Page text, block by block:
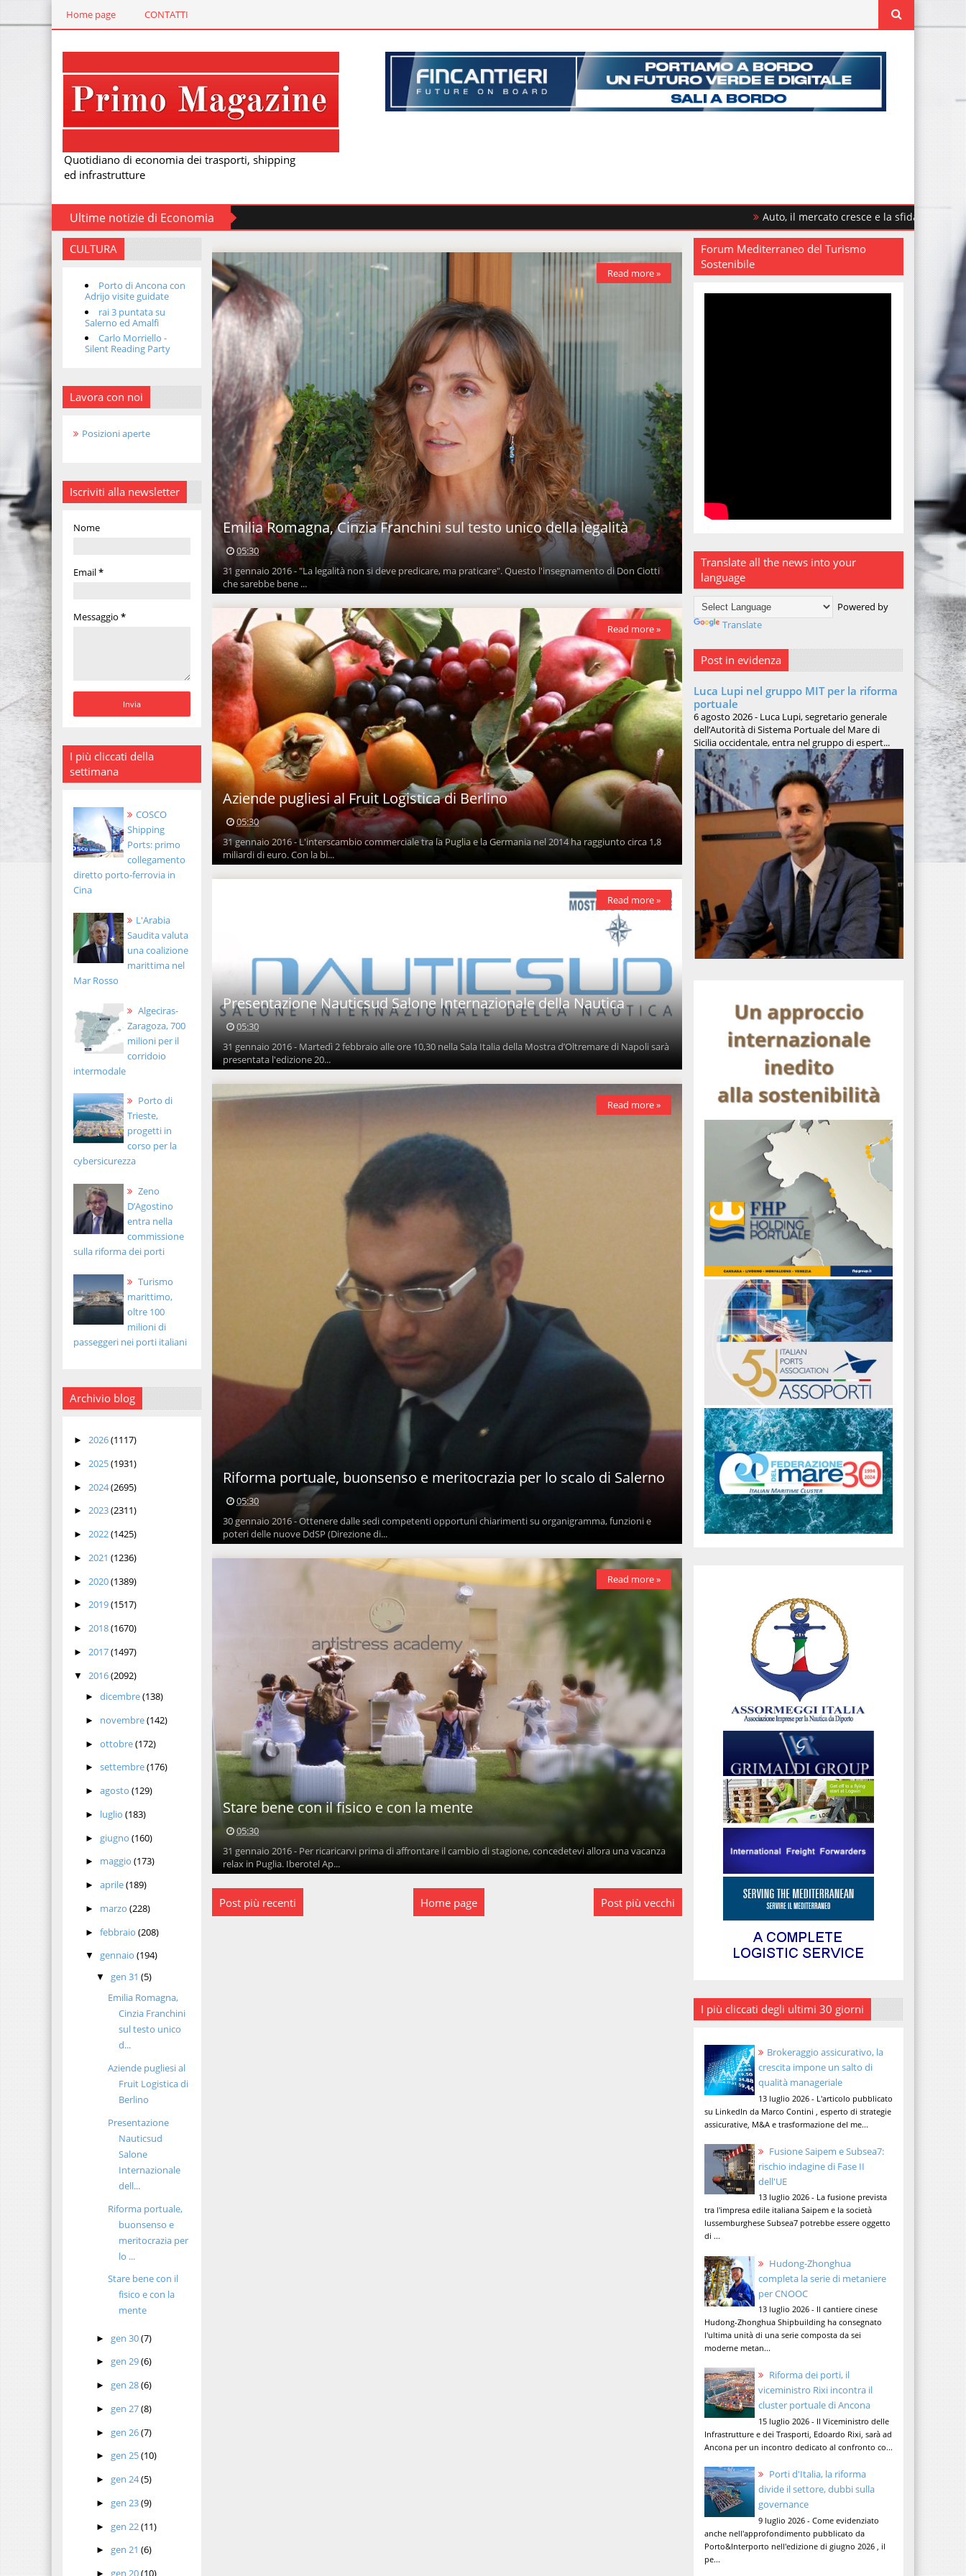
Home page CONTATTI
Quotidiano di economia dei trasporti, shipping
ed infrastrutture
Ultime notizie di Economia Auto, il mercato cresce e la sfida è rinnovare il parco
CULTURA
Porto di Ancona con
Adrijo visite guidate
rai 3 puntata su
Salerno ed Amalfi
Carlo Morriello -
Silent Reading Party
Lavora con noi
Posizioni aperte
Iscriviti alla newsletter
Nome
Email*
Messaggio *
I più cliccati della
settimana
COSCO
Shipping
Ports: primo
collegamento
diretto porto-ferrovia in
Cina
L'Arabia
Saudita valuta
una coalizione
marittima nel
Mar Rosso
Algeciras-
Zaragoza, 700
milioni per il
corridoio
intermodale
Porto di
Trieste,
progetti in
corso per la
cybersicurezza
Zeno
D’Agostino
entra nella
commissione
sulla riforma dei porti
Turismo
marittimo,
oltre 100
milioni di
passeggeri nei porti italiani
Archivio blog
► 2026(1117)
► 2025(1931)
► 2024(2695)
► 2023(2311)
► 2022(1425)
► 2021 (1236)
► 2020(1389)
► 2019(1517)
► 2018(1670)
► 2017(1497)
▼ 2016(2092)
► dicembre(138)
► novembre(142)
► ottobre(172)
► settembre(176)
► agosto (129)
► luglio (183)
► giugno (160)
► maggio (173)
► aprile(189)
► marzo (228)
► febbraio (208)
▼ gennaio (194)
▼ gen 31(5)
Emilia Romagna,
Cinzia Franchini
sul testo unico
d...
Aziende pugliesi al
Fruit Logistica di
Berlino
Presentazione
Nauticsud
Salone
Internazionale
dell...
Riforma portuale,
buonsenso e
meritocrazia per
lo ...
Stare bene con il
fisico e con la
mente
► gen 30(7)
► gen 29(6)
► gen 28(6)
► gen 27(8)
► gen 26(7)
► gen 25(10)
► gen 24(5)
► gen 23(9)
► gen 22(11)
► gen 21(6)
► gen 20(10)
Emilia Romagna, Cinzia Franchini sul testo unico della legalità
05:30
31 gennaio 2016 - "La legalità non si deve predicare, ma praticare". Questo l'insegnamento di Don Ciotti
che sarebbe bene ...
Read more »
Aziende pugliesi al Fruit Logistica di Berlino
05:30
31 gennaio 2016 - L'interscambio commerciale tra la Puglia e la Germania nel 2014 ha raggiunto circa 1,8
miliardi di euro. Con la bi...
Read more »
Presentazione Nauticsud Salone Internazionale della Nautica
05:30
31 gennaio 2016 - Martedì 2 febbraio alle ore 10,30 nella Sala Italia della Mostra d’Oltremare di Napoli sarà
presentata l'edizione 20...
Read more »
Riforma portuale, buonsenso e meritocrazia per lo scalo di Salerno
05:30
30 gennaio 2016 - Ottenere dalle sedi competenti opportuni chiarimenti su organigramma, funzioni e
poteri delle nuove DdSP (Direzione di...
Read more »
Stare bene con il fisico e con la mente
05:30
31 gennaio 2016 - Per ricaricarvi prima di affrontare il cambio di stagione, concedetevi allora una vacanza
relax in Puglia. Iberotel Ap...
Read more »
Post più recenti Post più vecchi
Home page
Forum Mediterraneo del Turismo
Sostenibile
Translate all the news into your
language
Powered by
Translate
Post in evidenza
Luca Lupi nel gruppo MIT per la riforma
portuale
6 agosto 2026 - Luca Lupi, segretario generale
dell’Autorità di Sistema Portuale del Mare di
Sicilia occidentale, entra nel gruppo di espert...
I più cliccati degli ultimi 30 giorni
Brokeraggio assicurativo, la
crescita impone un salto di
qualità manageriale
13 luglio 2026 - L'articolo pubblicato
su LinkedIn da Marco Contini , esperto di strategie
assicurative, M&A e trasformazione del me...
Fusione Saipem e Subsea7:
rischio indagine di Fase II
dell'UE
13 luglio 2026 - La fusione prevista
tra l'impresa edile italiana Saipem e la società
lussemburghese Subsea7 potrebbe essere oggetto
di ...
Hudong-Zhonghua
completa la serie di metaniere
per CNOOC
13 luglio 2026 - Il cantiere cinese
Hudong-Zhonghua Shipbuilding ha consegnato
l'ultima unità di una serie composta da sei
moderne metan...
Riforma dei porti, il
viceministro Rixi incontra il
cluster portuale di Ancona
15 luglio 2026 - Il Viceministro delle
Infrastrutture e dei Trasporti, Edoardo Rixi, sarà ad
Ancona per un incontro dedicato al confronto co...
Porti d'Italia, la riforma
divide il settore, dubbi sulla
governance
9 luglio 2026 - Come evidenziato
anche nell'approfondimento pubblicato da
Porto&Interporto nell'edizione di giugno 2026 , il
pe...